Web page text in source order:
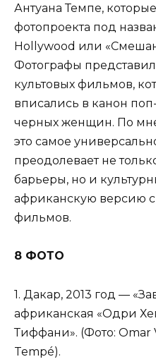
Антуана Темпе,
фотопроекта под
Hollywood или
Фотографы
культовых фильмов,
вписались в канон
черных женщин. По
это самое
преодолевает не
барьеры, но и
африканскую версию
фильмов.
8 ФОТО
1. Дакар, 2013 год —
африканская «Одри
Тиффани». (Фото: Omar
Tempé).